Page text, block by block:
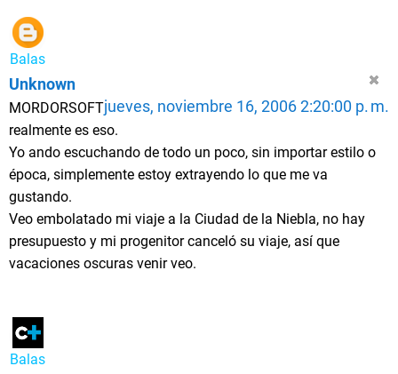
Balas
Unknown
jueves, noviembre 16, 2006 2:20:00 p. m.
MORDORSOFT
realmente es eso.
Yo ando escuchando de todo un poco, sin importar estilo o
época, simplemente estoy extrayendo lo que me va
gustando.
Veo embolatado mi viaje a la Ciudad de la Niebla, no hay
presupuesto y mi progenitor canceló su viaje, así que
vacaciones oscuras venir veo.
Balas